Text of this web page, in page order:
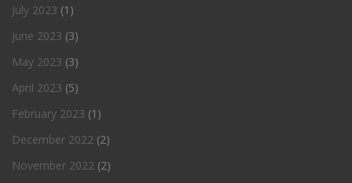
July 2023 (1)
June 2023 (3)
May 2023 (3)
April 2023 (5)
February 2023 (1)
December 2022 (2)
November 2022 (2)